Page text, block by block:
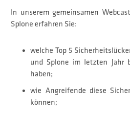
In unserem gemeinsamen
Splone erfahren Sie:
welche Top 5
und Splone im letzten Jahr
haben;
wie Angreifende diese
können;